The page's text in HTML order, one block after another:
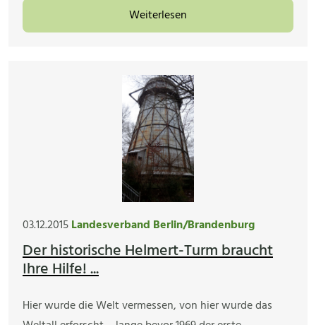
Weiterlesen
03.12.2015Landesverband Berlin/Brandenburg
Der historische Helmert-Turm braucht
Ihre Hilfe! ...
Hier wurde die Welt vermessen, von hier wurde das